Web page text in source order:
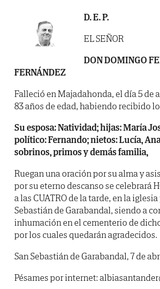
D. E. P.
EL SEÑOR
DON DOMINGO
FERNÁNDEZ
Falleció en Majadahonda, el día 5 de
83 años de edad, habiendo recibido
Su esposa: Natividad; hijas: María
político: Fernando; nietos: Lucía,
sobrinos, primos y demás familia,
Ruegan una oración por su alma y
por su eterno descanso se celebrará
a las CUATRO de la tarde, en la
Sebastián de Garabandal, siendo a
inhumación en el cementerio de
por los cuales quedarán agradecidos.
San Sebastián de Garabandal, 7 de
Pésames por internet: